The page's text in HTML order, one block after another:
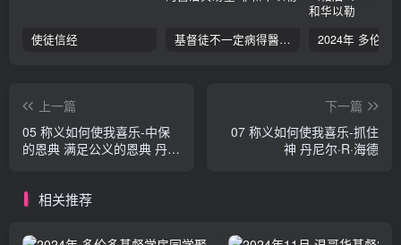
使徒信经 基督徒不一定病得醫治？寇紹恩牧師談基督徒的醫治與盼望
上一篇
05 称义如何使我喜乐-中保
的恩典 满足公义的恩典 丹尼
下一篇
07 称义如何使我喜乐-抓住
神 丹尼尔·R·海德
相关推荐